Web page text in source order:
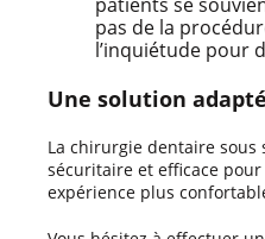
pas de la
l’inquiétude pour
Une solution
La chirurgie dentaire
sécuritaire et efficace
expérience plus